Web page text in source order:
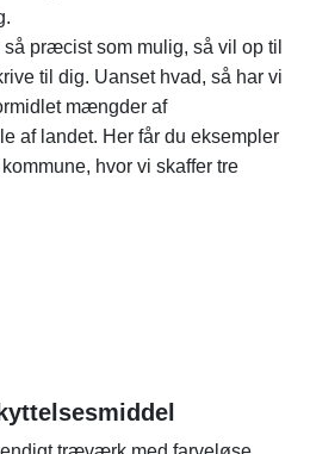
præcist som mulig, så vil op til
til dig. Uanset hvad, så har vi
mængder af
af landet. Her får du eksempler
hvor vi skaffer tre